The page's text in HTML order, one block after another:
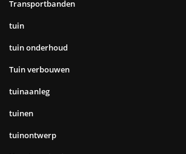
Transportbanden
tuin
tuin onderhoud
Tuin verbouwen
tuinaanleg
tuinen
tuinontwerp